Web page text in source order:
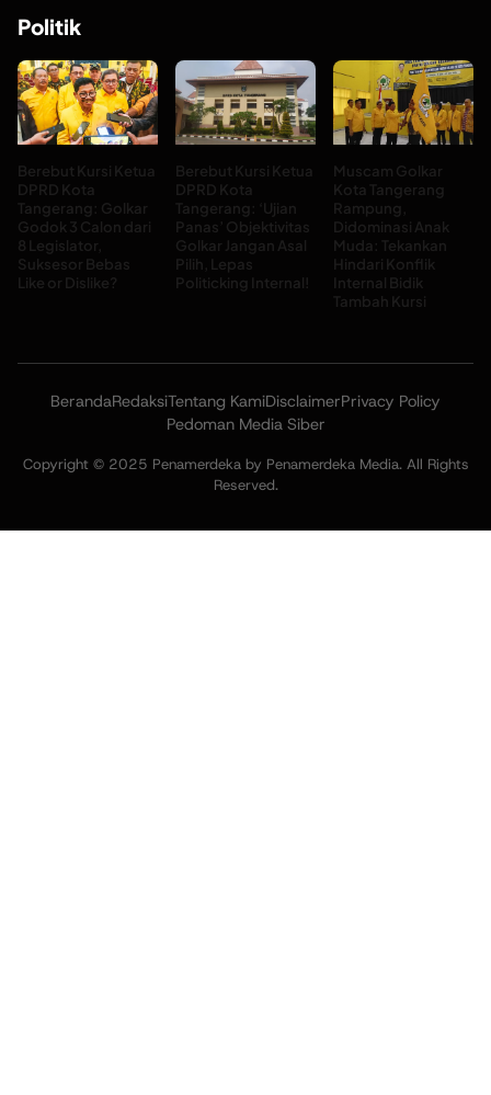
Politik
Berebut Kursi Ketua
DPRD Kota
Tangerang: Golkar
Godok 3 Calon dari
8 Legislator,
Suksesor Bebas
Like or Dislike?
Berebut Kursi Ketua
DPRD Kota
Tangerang: ‘Ujian
Panas’ Objektivitas
Golkar Jangan Asal
Pilih, Lepas
Politicking Internal!
Muscam Golkar
Kota Tangerang
Rampung,
Didominasi Anak
Muda: Tekankan
Hindari Konflik
Internal Bidik
Tambah Kursi
BerandaRedaksiTentang KamiDisclaimerPrivacy Policy
Pedoman Media Siber
Copyright © 2025 Penamerdeka by Penamerdeka Media. All Rights
Reserved.